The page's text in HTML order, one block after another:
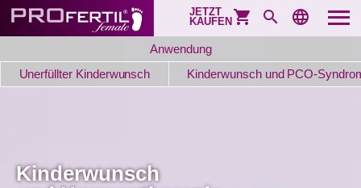
JETZT
KAUFEN
Anwendung
Unerfüllter Kinderwunsch
Kinderwunsch und PCO-
Kinderwunsch